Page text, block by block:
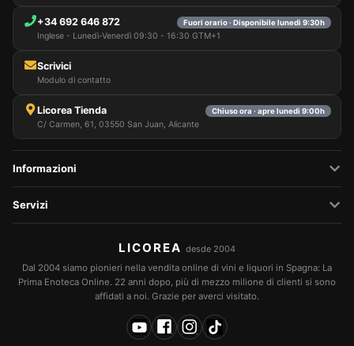
+34 692 646 872 Fuori orario · Disponibile lunedì 9:30h
Inglese - Lunedì-Venerdì 09:30 - 16:30 GTM+1
Scrivici
Modulo di contatto
Licorea Tienda Chiuso ora · apre lunedì 9:00h
C/ Carmen, 61, 03550 San Juan, Alicante
Informazioni
Servizi
LICOREA desde 2004
Dal 2004 siamo pionieri nella vendita online di vini e liquori in Spagna: La
Prima Enoteca Online. 22 anni dopo, più di mezzo milione di clienti si sono
affidati a noi. Grazie per averci visitato.